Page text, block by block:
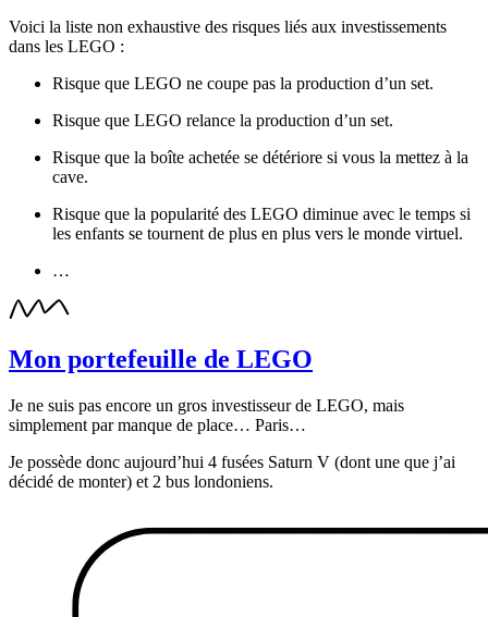
Voici la liste non exhaustive des risques liés aux investissements
dans les LEGO :
Risque que LEGO ne coupe pas la production d’un set.
Risque que LEGO relance la production d’un set.
Risque que la boîte achetée se détériore si vous la mettez à la
cave.
Risque que la popularité des LEGO diminue avec le temps si
les enfants se tournent de plus en plus vers le monde virtuel.
…
Mon portefeuille de LEGO
Je ne suis pas encore un gros investisseur de LEGO, mais
simplement par manque de place… Paris…
Je possède donc aujourd’hui 4 fusées Saturn V (dont une que j’ai
décidé de monter) et 2 bus londoniens.